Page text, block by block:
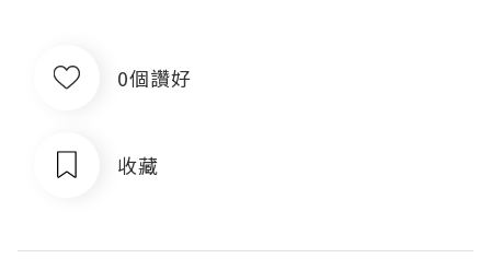
0個讚好
收藏